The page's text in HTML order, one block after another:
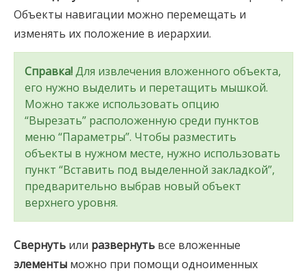
Объекты навигации можно перемещать и
изменять их положение в иерархии.
Справка!Для извлечения вложенного объекта,
его нужно выделить и перетащить мышкой.
Можно также использовать опцию
“Вырезать” расположенную среди пунктов
меню “Параметры”. Чтобы разместить
объекты в нужном месте, нужно использовать
пункт “Вставить под выделенной закладкой”,
предварительно выбрав новый объект
верхнего уровня.
Свернуть или развернуть все вложенные
элементы можно при помощи одноименных